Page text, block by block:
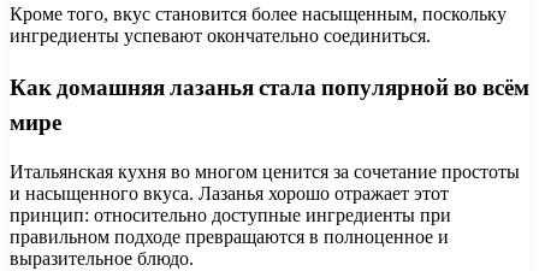
Кроме того, вкус становится более насыщенным, поскольку
ингредиенты успевают окончательно соединиться.
Как домашняя лазанья стала популярной во всём
мире
Итальянская кухня во многом ценится за сочетание простоты
и насыщенного вкуса. Лазанья хорошо отражает этот
принцип: относительно доступные ингредиенты при
правильном подходе превращаются в полноценное и
выразительное блюдо.